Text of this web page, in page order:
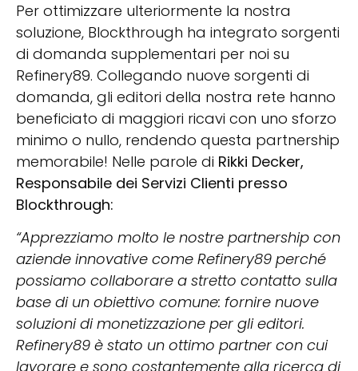
Per ottimizzare ulteriormente la nostra
soluzione, Blockthrough ha integrato sorgenti
di domanda supplementari per noi su
Refinery89. Collegando nuove sorgenti di
domanda, gli editori della nostra rete hanno
beneficiato di maggiori ricavi con uno sforzo
minimo o nullo, rendendo questa partnership
memorabile! Nelle parole di Rikki Decker,
Responsabile dei Servizi Clienti presso
Blockthrough:
“Apprezziamo molto le nostre partnership con
aziende innovative come Refinery89 perché
possiamo collaborare a stretto contatto sulla
base di un obiettivo comune: fornire nuove
soluzioni di monetizzazione per gli editori.
Refinery89 è stato un ottimo partner con cui
lavorare e sono costantemente alla ricerca di